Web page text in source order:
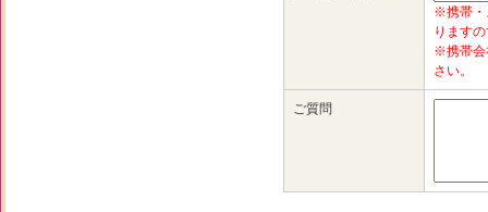
※携帯・
ります
※携帯会
さい。
ご質問